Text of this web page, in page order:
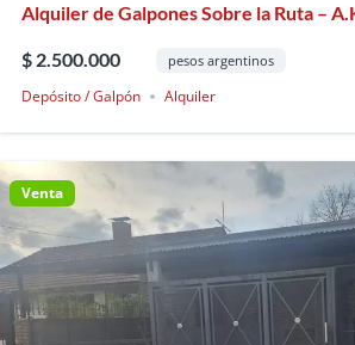
Alquiler de Galpones Sobre la Ruta –
$ 2.500.000 pesos argentinos
Depósito / Galpón Alquiler
Venta